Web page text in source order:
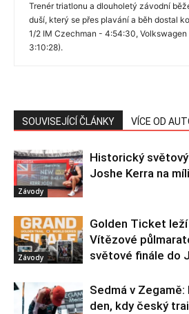
Trenér triatlonu a dlouholetý závodní
duší, který se přes plavání a běh dostal
1/2 IM Czechman - 4:54:30, Volkswagen
3:10:28).
SOUVISEJÍCÍ ČLÁNKY VÍCE OD
Závody
Historický
Joshe Kerra na
Závody
Golden Ticket
Vítězové
světové finále do
Sedmá v Zegamě:
den, kdy český